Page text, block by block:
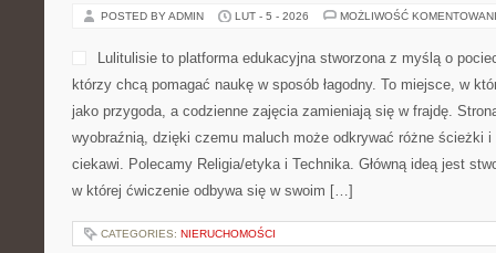
POSTED BY ADMIN LUT - 5 - 2026 MOŻLIWOŚĆ
Lulitulisie to platforma edukacyjna stworzona z myślą o
którzy chcą pomagać naukę w sposób łagodny. To miejsce, w
jako przygoda, a codzienne zajęcia zamieniają się w frajdę.
wyobraźnią, dzięki czemu maluch może odkrywać różne ścieżki
ciekawi. Polecamy Religia/etyka i Technika. Główną ideą jest
w której ćwiczenie odbywa się w swoim […]
CATEGORIES: NIERUCHOMOŚCI